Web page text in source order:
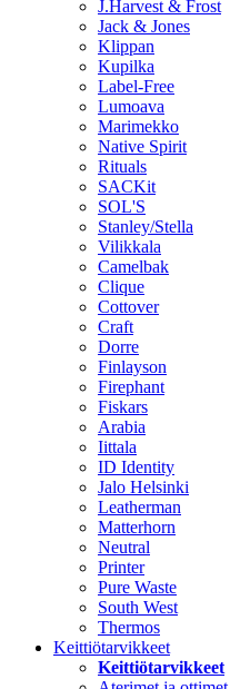
J.Harvest & Frost
Jack & Jones
Klippan
Kupilka
Label-Free
Lumoava
Marimekko
Native Spirit
Rituals
SACKit
SOL'S
Stanley/Stella
Vilikkala
Camelbak
Clique
Cottover
Craft
Dorre
Finlayson
Firephant
Fiskars
Arabia
Iittala
ID Identity
Jalo Helsinki
Leatherman
Matterhorn
Neutral
Printer
Pure Waste
South West
Thermos
Keittiötarvikkeet
Keittiötarvikkeet